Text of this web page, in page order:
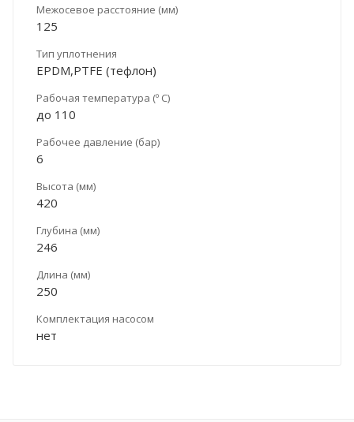
Межосевое расстояние (мм)
125
Тип уплотнения
EPDM,PTFE (тефлон)
Рабочая температура (º С)
до 110
Рабочее давление (бар)
6
Высота (мм)
420
Глубина (мм)
246
Длина (мм)
250
Комплектация насосом
нет